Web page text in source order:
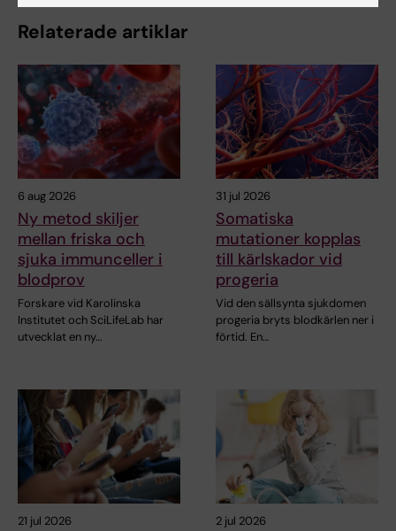
Relaterade artiklar
6 aug 2026
Ny metod skiljer
mellan friska och
sjuka immunceller i
blodprov
Forskare vid Karolinska
Institutet och SciLifeLab har
utvecklat en ny…
31 jul 2026
Somatiska
mutationer kopplas
till kärlskador vid
progeria
Vid den sällsynta sjukdomen
progeria bryts blodkärlen ner i
förtid. En…
21 jul 2026 2 jul 2026